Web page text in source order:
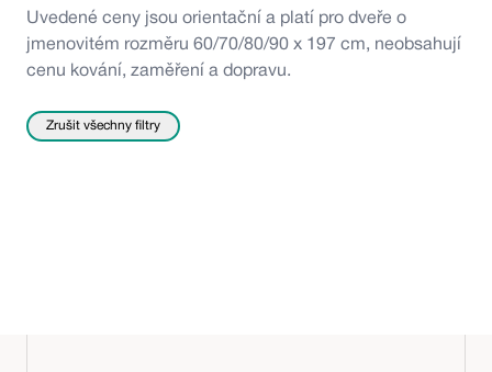
Uvedené ceny jsou orientační a platí pro dveře o
jmenovitém rozměru 60/70/80/90 x 197 cm, neobsahují
cenu kování, zaměření a dopravu.
Zrušit všechny filtry